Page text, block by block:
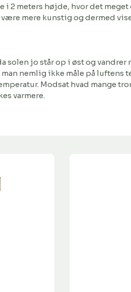
2 meters højde, hvor det
mere kunstig og dermed
jo står op i øst og vandrer
nemlig ikke måle på luftens
Modsat hvad mange
varmere.